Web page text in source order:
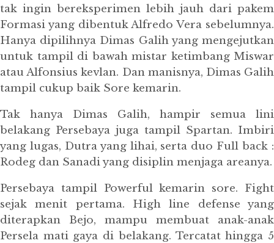
tak ingin bereksperimen lebih jauh dari pakem
Formasi yang dibentuk Alfredo Vera sebelumnya.
Hanya dipilihnya Dimas Galih yang mengejutkan
untuk tampil di bawah mistar ketimbang Miswar
atau Alfonsius kevlan. Dan manisnya, Dimas Galih
tampil cukup baik Sore kemarin.
Tak hanya Dimas Galih, hampir semua lini
belakang Persebaya juga tampil Spartan. Imbiri
yang lugas, Dutra yang lihai, serta duo Full back :
Rodeg dan Sanadi yang disiplin menjaga areanya.
Persebaya tampil Powerful kemarin sore. Fight
sejak menit pertama. High line defense yang
diterapkan Bejo, mampu membuat anak-anak
Persela mati gaya di belakang. Tercatat hingga 5